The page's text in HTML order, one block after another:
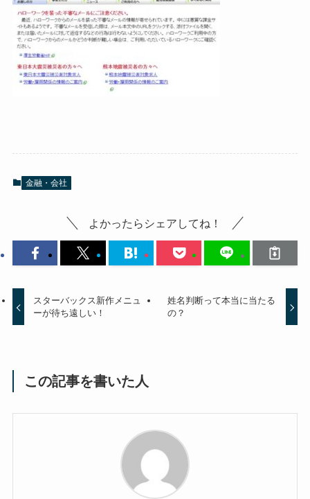
金融・会社
よかったらシェアしてね！
スターバックス新作メニュ
ーが待ち遠しい！
姓名判断って本当に当たる
の？
この記事を書いた人